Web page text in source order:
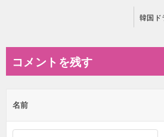
ビ
ー
シ
コメントを残す
名前